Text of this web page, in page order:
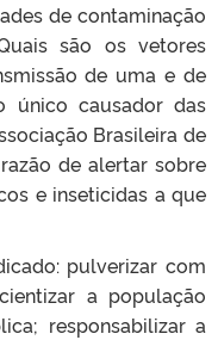
de contaminação
são os vetores
de uma e de
único causador das
Brasileira de
de alertar sobre
e inseticidas a que
pulverizar com
a população
responsabilizar a